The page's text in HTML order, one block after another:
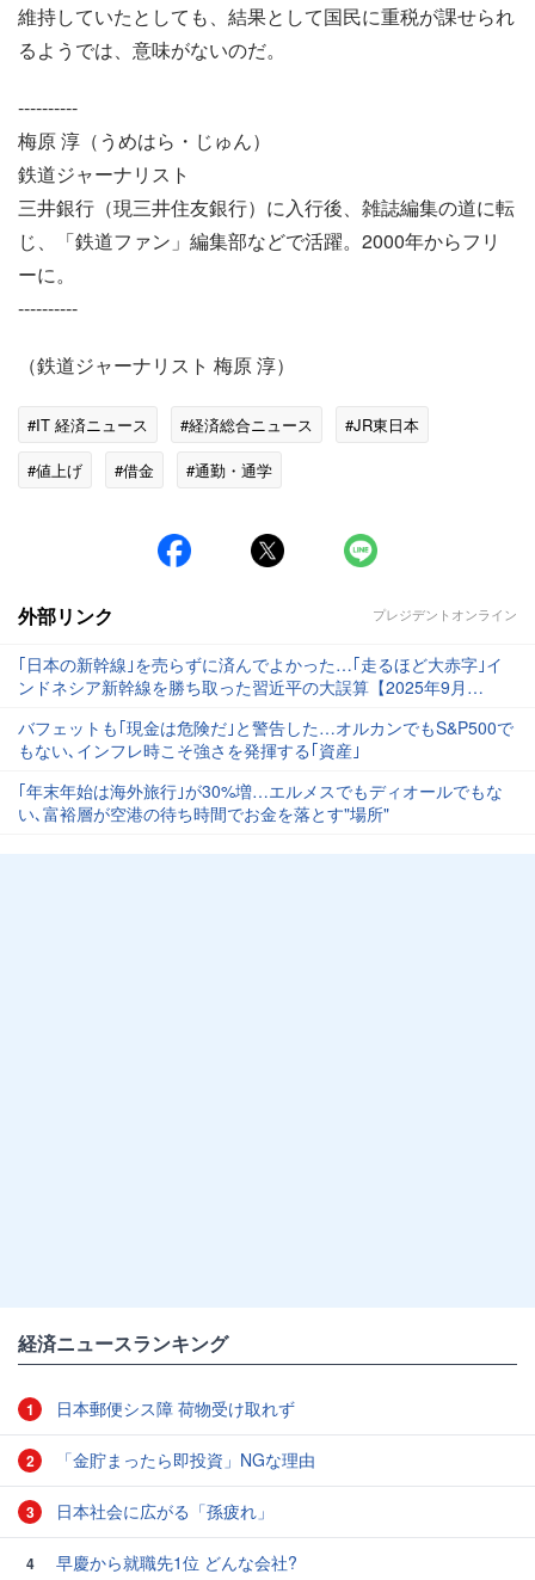
維持していたとしても、結果として国民に重税が課せられ
るようでは、意味がないのだ。
----------
梅原 淳（うめはら・じゅん）
鉄道ジャーナリスト
三井銀行（現三井住友銀行）に入行後、雑誌編集の道に転
じ、「鉄道ファン」編集部などで活躍。2000年からフリ
ーに。
----------
（鉄道ジャーナリスト 梅原 淳）
#IT 経済ニュース #経済総合ニュース
#JR東日本
#値上げ
#借金 #通勤・通学
外部リンク プレジデントオンライン
｢日本の新幹線｣を売らずに済んでよかった…｢走るほど大赤字｣イ
ンドネシア新幹線を勝ち取った習近平の大誤算【2025年9月
バフェットも｢現金は危険だ｣と警告した…オルカンでもS&P500で
もない､インフレ時こそ強さを発揮する｢資産｣
｢年末年始は海外旅行｣が30%増…エルメスでもディオールでもな
い､富裕層が空港の待ち時間でお金を落とす"場所"
経済ニュースランキング
1 日本郵便シス障 荷物受け取れず
2 「金貯まったら即投資」NGな理由
3 日本社会に広がる「孫疲れ」
4 早慶から就職先1位 どんな会社?